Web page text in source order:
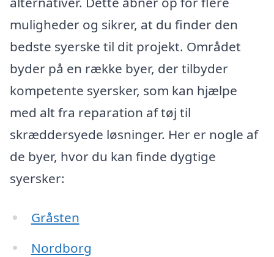
muligheder og sikrer, at du finder den
bedste syerske til dit projekt. Området
byder på en række byer, der tilbyder
kompetente syersker, som kan hjælpe
med alt fra reparation af tøj til
skræddersyede løsninger. Her er nogle af
de byer, hvor du kan finde dygtige
syersker:
Gråsten
Nordborg